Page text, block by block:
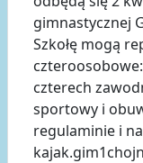
gimnastycznej
Szkołę mogą
czterech
sportowy i
regulaminie i